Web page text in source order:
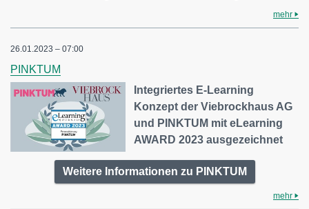
mehr
26.01.2023 – 07:00
PINKTUM
Integriertes E-Learning
Konzept der Viebrockhaus AG
und PINKTUM mit eLearning
AWARD 2023 ausgezeichnet
Weitere Informationen zu PINKTUM
mehr